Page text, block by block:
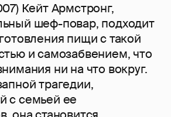
Кейт Армстронг,
шеф-повар, подходит
пищи с такой
и самозабвением, что
ни на что вокруг.
трагедии,
с семьей ее